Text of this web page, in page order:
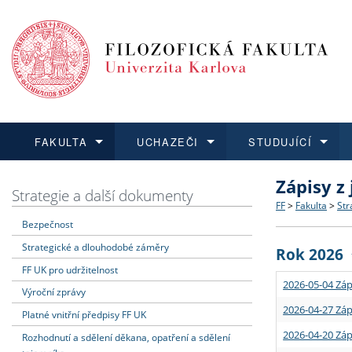
FAKULTA
Dozvědět se více
Struktura
Strategie
Podpora
UCHAZEČI
Podat přihlášku
Co
Učitelské
STUDUJÍCÍ
Dozvědět se více
Rigorózní
Dozvědět se více
O vědě a
Granty a
Dozvědět se více
Aktuální
Strategie a další dokumenty
Bezpečnost
Strategické a dlouhodobé záměry
FF UK pro udržitelnost
Výroční zprávy
Platné vnitřní předpisy FF UK
Rozhodnutí a sdělení děkana, opatření a sdělení
Zápisy
FF > Fakulta >
Rok 2026
2026-05-04
2026-04-27
2026-04-20